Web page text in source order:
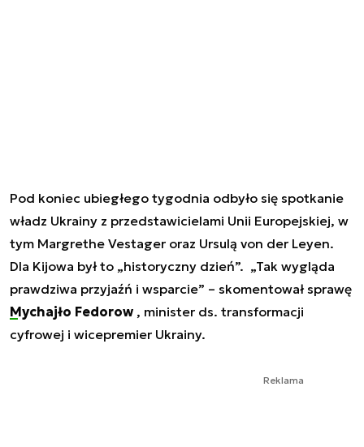
Pod koniec ubiegłego tygodnia odbyło się spotkanie
władz Ukrainy z przedstawicielami Unii Europejskiej, w
tym Margrethe Vestager oraz Ursulą von der Leyen.
Dla Kijowa był to „historyczny dzień”. „Tak wygląda
prawdziwa przyjaźń i wsparcie” – skomentował sprawę
Mychajło Fedorow , minister ds. transformacji
cyfrowej i wicepremier Ukrainy.
Reklama